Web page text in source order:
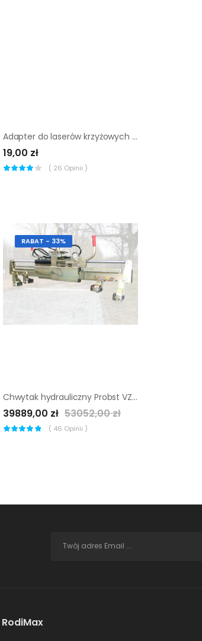
Adapter do laserów krzyżowych PRO 5/8" - 5/8"
19,00 zł
( 26 Opinii )
RABAT - 33%
Chwytak hydrauliczny Probst VZ-H-UNI-KV + adapter
39889,00 zł 53052,00 zł
( 46 Opinii )